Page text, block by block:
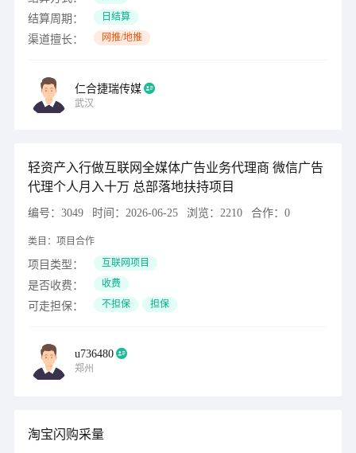
结算周期： 日结算
渠道擅长： 网推/地推
仁合捷瑞传媒
武汉
轻资产入行做互联网全媒体广告业务代理商 微信广告
代理个人月入十万 总部落地扶持项目
编号： 3049 时间： 2026-06-25 浏览： 2210 合作： 0
类目： 项目合作
项目类型： 互联网项目
是否收费： 收费
可走担保： 不担保 担保
u736480
郑州
淘宝闪购采量